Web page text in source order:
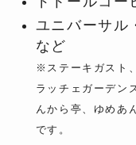
ユニバーサル
など
※ステーキガスト
ラッチェガーデン
んから亭、ゆめあ
です。